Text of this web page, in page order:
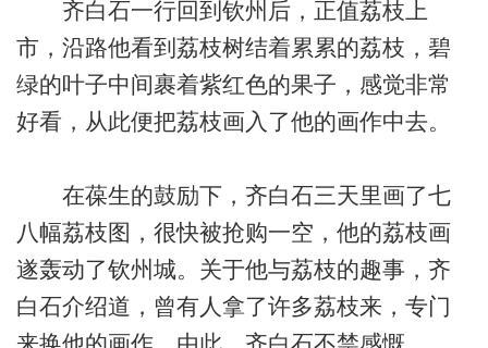
齐白石一行回到钦州后，正值荔枝上
市，沿路他看到荔枝树结着累累的荔枝，碧
绿的叶子中间裹着紫红色的果子，感觉非常
好看，从此便把荔枝画入了他的画作中去。
在葆生的鼓励下，齐白石三天里画了七
八幅荔枝图，很快被抢购一空，他的荔枝画
遂轰动了钦州城。关于他与荔枝的趣事，齐
白石介绍道，曾有人拿了许多荔枝来，专门